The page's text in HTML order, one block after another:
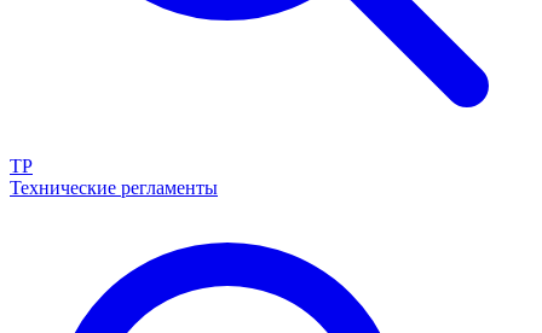
ТР
Технические регламенты